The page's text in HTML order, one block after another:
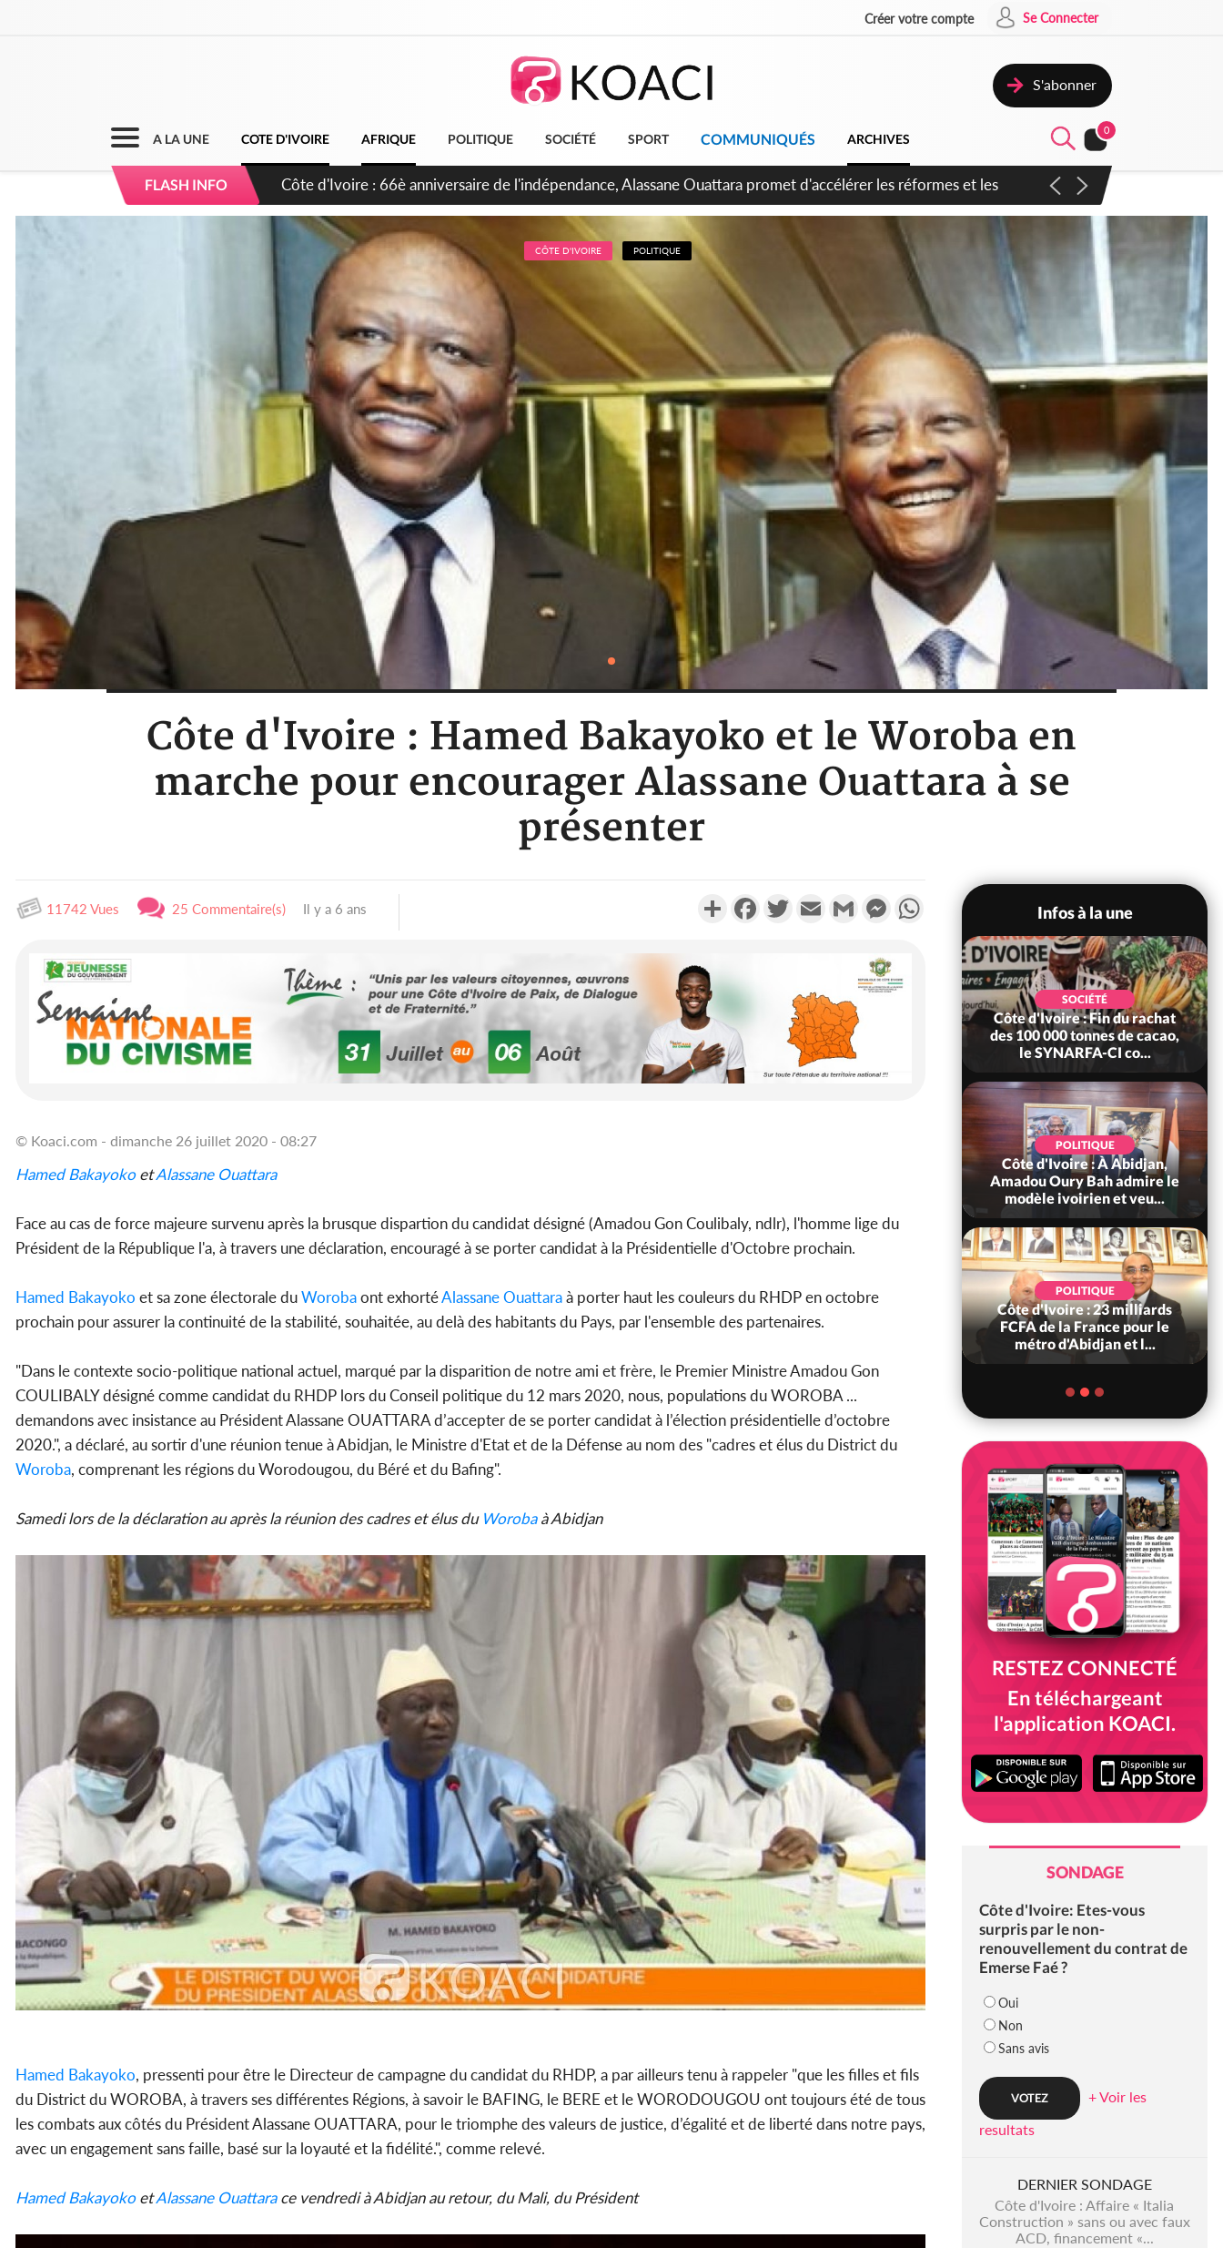
Créer votre compte Se Connecter
S'abonner
A LA UNE COTE D'IVOIRE AFRIQUE POLITIQUE SOCIÉTÉ SPORT COMMUNIQUÉS ARCHIVES
0
FLASH INFO
Côte d'Ivoire : À Abidjan, Amadou Oury Bah admire le modèle ivoirien et veut s'en inspirer pour accélérer le
développement de la Guinée
CÔTE D'IVOIRE POLITIQUE
Côte d'Ivoire : Hamed Bakayoko et le Woroba en
marche pour encourager Alassane Ouattara à se
présenter
11742 Vues 25 Commentaire(s) Il y a 6 ans PartagerFacebookTwitterEmail Gmail MessengerWhatsApp
© Koaci.com - dimanche 26 juillet 2020 - 08:27
Hamed BakayokoetAlassane Ouattara
Face au cas de force majeure survenu après la brusque dispartion du candidat désigné (Amadou Gon Coulibaly, ndlr), l'homme lige du
Président de la République l'a, à travers une déclaration, encouragé à se porter candidat à la Présidentielle d'Octobre prochain.
Hamed Bakayoko et sa zone électorale duWorobaont exhortéAlassane Ouattaraà porter haut les couleurs du RHDP en octobre
prochain pour assurer la continuité de la stabilité, souhaitée, au delà des habitants du Pays, par l'ensemble des partenaires.
"Dans le contexte socio-politique national actuel, marqué par la disparition de notre ami et frère, le Premier Ministre Amadou Gon
COULIBALY désigné comme candidat du RHDP lors du Conseil politique du 12 mars 2020, nous, populations du WOROBA ...
demandons avec insistance au Président Alassane OUATTARA d’accepter de se porter candidat à l’élection présidentielle d’octobre
2020.", a déclaré, au sortir d'une réunion tenue à Abidjan, le Ministre d'Etat et de la Défense au nom des "cadres et élus du District du
Woroba, comprenant les régions du Worodougou, du Béré et du Bafing".
Samedi lors de la déclaration au après la réunion des cadres et élus du Worobaà Abidjan
Hamed Bakayoko, pressenti pour être le Directeur de campagne du candidat du RHDP, a par ailleurs tenu à rappeler "que les filles et fils
du District du WOROBA, à travers ses différentes Régions, à savoir le BAFING, le BERE et le WORODOUGOU ont toujours été de tous
les combats aux côtés du Président Alassane OUATTARA, pour le triomphe des valeurs de justice, d’égalité et de liberté dans notre pays,
avec un engagement sans faille, basé sur la loyauté et la fidélité.", comme relevé.
Hamed BakayokoetAlassane Ouattarace vendredi à Abidjan au retour, du Mali, du Président
Infos à la une
POLITIQUE
Côte d'Ivoire : Fête nationale,
Alassane Ouattara accorde
la grâce à 4 661...
POLITIQUE
Côte d'Ivoire : Décrispation ?
Mamadou Traoré ex
SOCIÉTÉ
Côte d'Ivoire : Fin du rachat
des 100 000 tonnes de cacao,
le SYNARFA-CI co...
POLITIQUE
Côte d'Ivoire : À Abidjan,
Amadou Oury Bah admire le
modèle ivoirien et veu...
POLITIQUE
Côte d'Ivoire : 23 milliards
FCFA de la France pour le
métro d'Abidjan et l...
RESTEZ CONNECTÉ
En téléchargeant
l'application KOACI.
SONDAGE
Côte d'Ivoire: Etes-vous
surpris par le non-
renouvellement du contrat de
Emerse Faé ?
Oui
Non
Sans avis
+ Voir les
resultats
DERNIER SONDAGE
Côte d'Ivoire : Affaire « Italia
Construction » sans ou avec faux
ACD, financement «...